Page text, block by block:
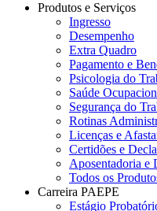
Produtos e Serviços
Ingresso
Desempenho
Extra Quadro
Pagamento e
Psicologia do
Saúde
Segurança do
Rotinas
Licenças e
Certidões e
Aposentadoria e
Todos os
Carreira PAEPE
Estágio